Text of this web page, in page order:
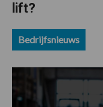
lift?
Bedrijfsnieuws